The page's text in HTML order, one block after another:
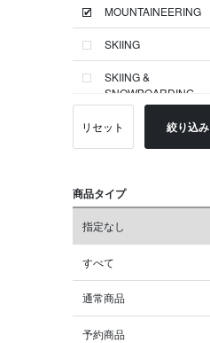
MOUNTAINEERING
SKIING
SKIING &
SNOWBOARDING
リセット 絞り込み
商品タイプ
指定なし
すべて
通常商品
予約商品